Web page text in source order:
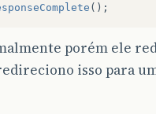
();
porém ele
isso para